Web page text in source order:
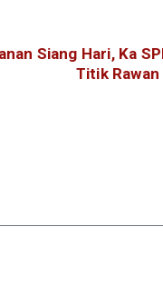
Siang Hari, Ka
Titik